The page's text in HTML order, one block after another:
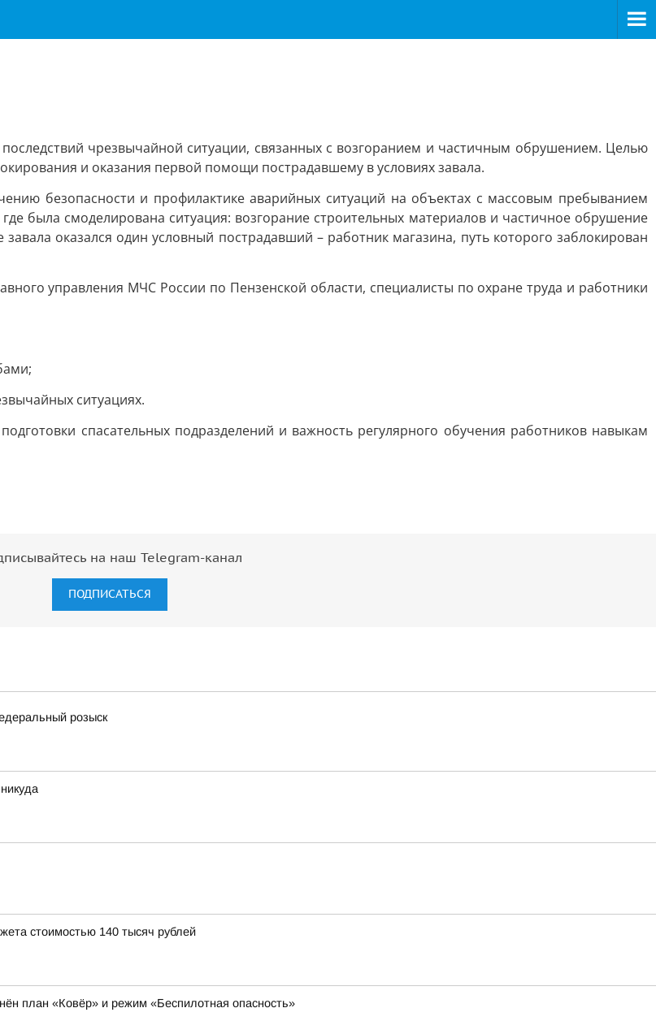
чрезвычайной ситуации, связанных с возгоранием и частичным обрушением. Целью
и оказания первой помощи пострадавшему в условиях завала.
безопасности и профилактике аварийных ситуаций на объектах с массовым пребыванием
была смоделирована ситуация: возгорание строительных материалов и частичное обрушение
оказался один условный пострадавший – работник магазина, путь которого заблокирован
управления МЧС России по Пензенской области, специалисты по охране труда и работники
ситуациях.
спасательных подразделений и важность регулярного обучения работников навыкам
на наш Telegram-канал
ПОДПИСАТЬСЯ
розыск
стоимостью 140 тысяч рублей
план «Ковёр» и режим «Беспилотная опасность»